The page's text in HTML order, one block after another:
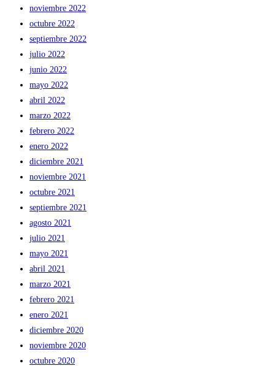
noviembre 2022
octubre 2022
septiembre 2022
julio 2022
junio 2022
mayo 2022
abril 2022
marzo 2022
febrero 2022
enero 2022
diciembre 2021
noviembre 2021
octubre 2021
septiembre 2021
agosto 2021
julio 2021
mayo 2021
abril 2021
marzo 2021
febrero 2021
enero 2021
diciembre 2020
noviembre 2020
octubre 2020